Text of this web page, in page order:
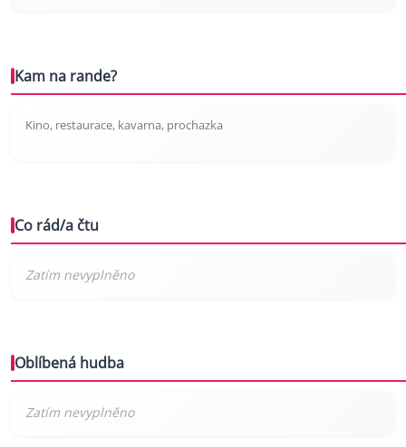
Kam na rande?
Kino, restaurace, kavarna, prochazka
Co rád/a čtu
Oblíbená hudba